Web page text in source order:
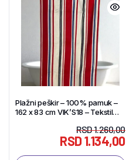
Plažni peškir – 100% pamuk –
162 x 83 cm VIK’S18 – Tekstil
RSD1.260,00
RSD1.134,00